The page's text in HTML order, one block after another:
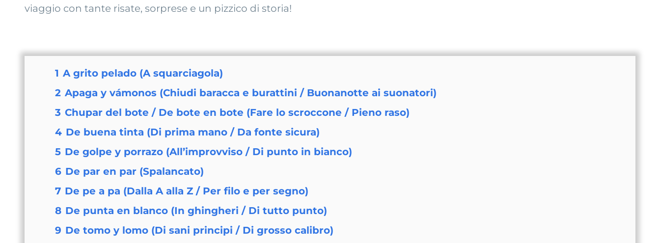
viaggio con tante risate, sorprese e un pizzico di storia!
1 A grito pelado (A squarciagola)
2 Apaga y vámonos (Chiudi baracca e burattini / Buonanotte ai suonatori)
3 Chupar del bote / De bote en bote (Fare lo scroccone / Pieno raso)
4 De buena tinta (Di prima mano / Da fonte sicura)
5 De golpe y porrazo (All’improvviso / Di punto in bianco)
6 De par en par (Spalancato)
7 De pe a pa (Dalla A alla Z / Per filo e per segno)
8 De punta en blanco (In ghingheri / Di tutto punto)
9 De tomo y lomo (Di sani principi / Di grosso calibro)